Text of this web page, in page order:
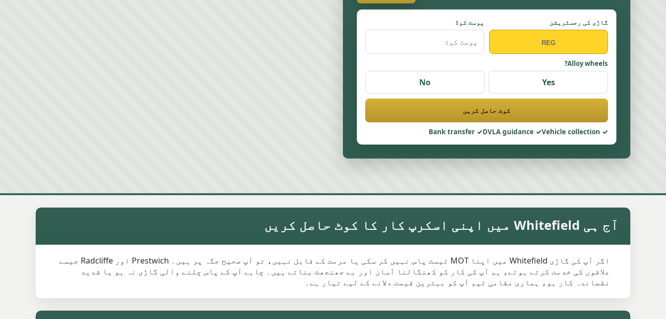
گاڑی کی رجسٹریشن پوسٹ کوڈ
Alloy wheels?
Yes
No
کوٹ حاصل کریں
Vehicle collection
DVLA guidance
Bank transfer
آج ہی Whitefield میں اپنی اسکرپ کار کا کوٹ حاصل کریں
اگر آپ کی گاڑی Whitefield میں اپنا MOT ٹیسٹ پاس نہیں کر سکی یا مرمت کے قابل نہیں، تو آپ صحیح جگہ پر ہیں۔ Prestwich اور Radcliffe جیسے
علاقوں کی خدمت کرتے ہوئے، ہم آپ کی کار کو کھنگالنا آسان اور بے جھنجھٹ بناتے ہیں۔ چاہے آپ کے پاس چلنے والی گاڑی نہ ہو یا شدید
نقصاندہ کار ہو، ہماری مقامی ٹیم آپ کو بہترین قیمت دلانے کے لیے تیار ہے۔